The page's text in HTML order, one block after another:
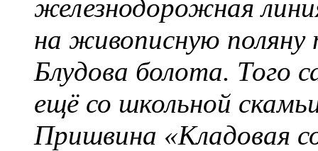
железнодорожная
на живописную поляну
Блудова болота. Того
ещё со школьной
Пришвина «Кладовая